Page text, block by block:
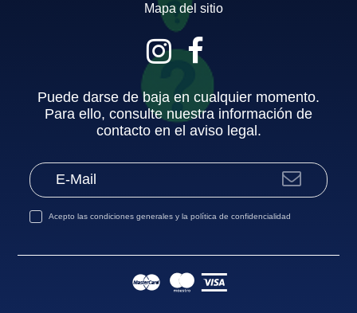
Mapa del sitio
Puede darse de baja en cualquier momento.
Para ello, consulte nuestra información de
contacto en el aviso legal.
Acepto lascondiciones generales y lapolítica de confidencialidad